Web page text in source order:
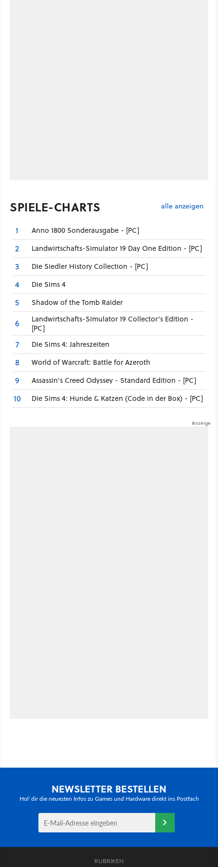
SPIELE-CHARTS alle anzeigen
1 Anno 1800 Sonderausgabe - [PC]
2 Landwirtschafts-Simulator 19 Day One Edition - [PC]
3 Die Siedler History Collection - [PC]
4 Die Sims 4
5 Shadow of the Tomb Raider
6
Landwirtschafts-Simulator 19 Collector's Edition -
[PC]
7 Die Sims 4: Jahreszeiten
8 World of Warcraft: Battle for Azeroth
9 Assassin's Creed Odyssey - Standard Edition - [PC]
10 Die Sims 4: Hunde & Katzen (Code in der Box) - [PC]
NEWSLETTER BESTELLEN
Hol' dir die neuesten Infos zu Games und Hardware direkt ins Postfach
RUBRIKEN